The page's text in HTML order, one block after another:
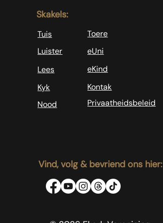
Skakels:
Tuis
Toere
Luister
eUni
Lees
eKind
Kyk
Kontak
Nood
Privaatheidsbeleid
Vind, volg & bevriend ons hier: